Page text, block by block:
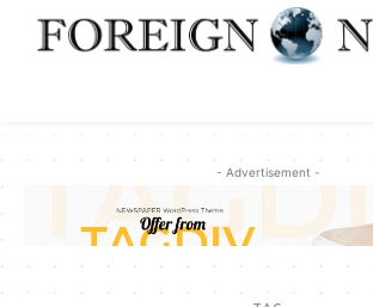
- Advertisement -